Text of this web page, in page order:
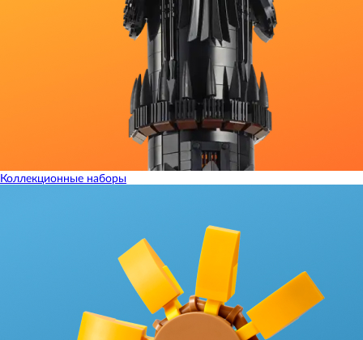
Коллекционные наборы